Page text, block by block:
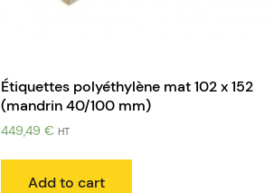
Étiquettes polyéthylène mat 102 x 152
(mandrin 40/100 mm)
449,49€ HT
Add to cart